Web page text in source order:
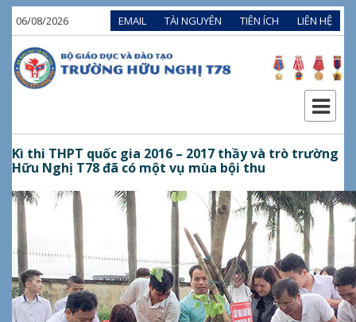
06/08/2026 EMAIL TÀI NGUYÊN TIÊN ÍCH LIÊN HỆ
Kì thi THPT quốc gia 2016 – 2017 thầy và trò trường
Hữu Nghị T78 đã có một vụ mùa bội thu